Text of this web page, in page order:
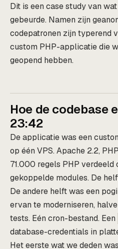
Dit is een case study van
gebeurde. Namen zijn
codepatronen zijn typerend
custom PHP-applicatie die
geopend hebben.
Hoe de codebase
23:42
De applicatie was een
op één VPS. Apache 2.2,
71.000 regels PHP verdeeld
gekoppelde modules. De
De andere helft was een
ervan te moderniseren,
tests. Eén cron-bestand. Een
database-credentials in
Het eerste wat we deden